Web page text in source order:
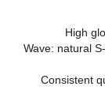
High
Wave: natural
Consistent